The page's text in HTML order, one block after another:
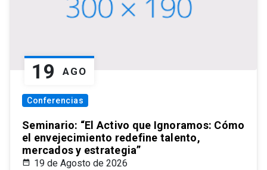
19 AGO
Conferencias
Seminario: “El Activo que Ignoramos: Cómo
el envejecimiento redefine talento,
mercados y estrategia”
19 de Agosto de 2026